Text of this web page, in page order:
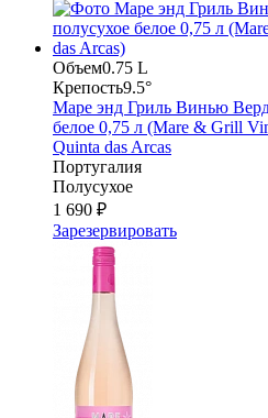
Объем0.75 L
Крепость9.5°
Маре энд Гриль Винью
белое 0,75 л (Mare & Grill
Quinta das Arcas
Португалия
Полусухое
1 690 ₽
Зарезервировать